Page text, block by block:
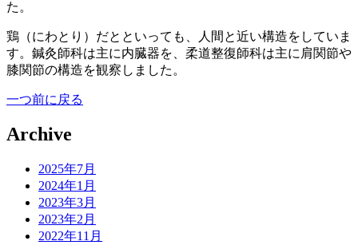
た。
鶏（にわとり）だとといっても、人間と近い構造をしていま
す。鍼灸師科は主に内臓器を、柔道整復師科は主に肩関節や
膝関節の構造を観察しました。
一つ前に戻る
Archive
2025年7月
2024年1月
2023年3月
2023年2月
2022年11月